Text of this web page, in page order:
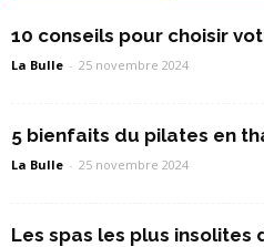
10 conseils pour choisir
La Bulle - 25 novembre 2024
5 bienfaits du pilates en
La Bulle - 25 novembre 2024
Les spas les plus insolites